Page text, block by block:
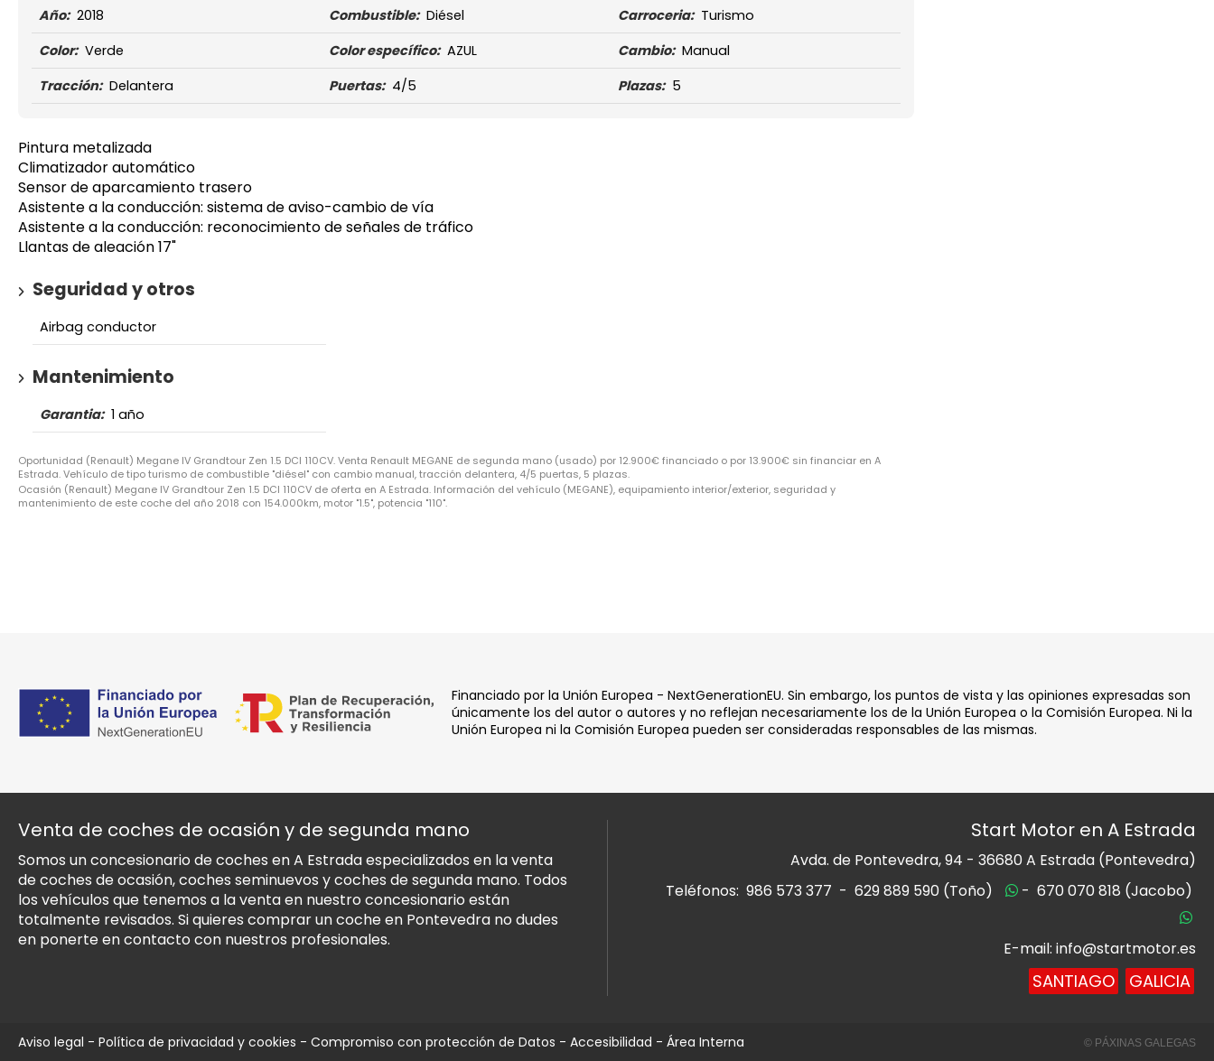
Año: 2018 Combustible: Diésel Carroceria: Turismo
Color: Verde Color específico: AZUL Cambio: Manual
Tracción: Delantera Puertas: 4/5 Plazas: 5
Pintura metalizada
Climatizador automático
Sensor de aparcamiento trasero
Asistente a la conducción: sistema de aviso-cambio de vía
Asistente a la conducción: reconocimiento de señales de tráfico
Llantas de aleación 17"
Seguridad y otros
Airbag conductor
Mantenimiento
Garantia: 1 año
Oportunidad (Renault) Megane IV Grandtour Zen 1.5 DCI 110CV. Venta Renault MEGANE de segunda mano (usado) por 12.900€ financiado o por 13.900€ sin financiar en A
Estrada. Vehículo de tipo turismo de combustible "diésel" con cambio manual, tracción delantera, 4/5 puertas, 5 plazas.
Ocasión (Renault) Megane IV Grandtour Zen 1.5 DCI 110CV de oferta en A Estrada. Información del vehículo (MEGANE), equipamiento interior/exterior, seguridad y
mantenimiento de este coche del año 2018 con 154.000km, motor "1.5", potencia "110".
Financiado por la Unión Europea - NextGenerationEU. Sin embargo, los puntos de vista y las opiniones expresadas son
únicamente los del autor o autores y no reflejan necesariamente los de la Unión Europea o la Comisión Europea. Ni la
Unión Europea ni la Comisión Europea pueden ser consideradas responsables de las mismas.
Venta de coches de ocasión y de segunda mano
Somos un concesionario de coches en A Estrada especializados en la venta
de coches de ocasión, coches seminuevos y coches de segunda mano. Todos
los vehículos que tenemos a la venta en nuestro concesionario están
totalmente revisados. Si quieres comprar un coche en Pontevedra no dudes
en ponerte en contacto con nuestros profesionales.
Start Motor en A Estrada
Avda. de Pontevedra, 94 - 36680 A Estrada (Pontevedra)
Teléfonos: 986 573 377 - 629 889 590 (Toño) - 670 070 818 (Jacobo)
E-mail: info@startmotor.es
SANTIAGO GALICIA
Aviso legal - Política de privacidad y cookies - Compromiso con protección de Datos - Accesibilidad - Área Interna © PÁXINAS GALEGAS